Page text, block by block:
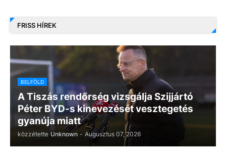
FRISS HÍREK
BELFÖLD
A Tiszás rendőrség vizsgálja Szijjártó
Péter BYD-s kinevezését vesztegetés
gyanúja miatt
közzétette Unknown - Augusztus 07, 2026